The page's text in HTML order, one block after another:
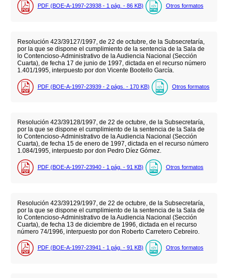
PDF (BOE-A-1997-23938 - 1 pág. - 86 KB) Otros formatos
Resolución 423/39127/1997, de 22 de octubre, de la Subsecretaría,
por la que se dispone el cumplimiento de la sentencia de la Sala de
lo Contencioso-Administrativo de la Audiencia Nacional (Sección
Cuarta), de fecha 17 de junio de 1997, dictada en el recurso número
1.401/1995, interpuesto por don Vicente Bootello García.
PDF (BOE-A-1997-23939 - 2 págs. - 170 KB) Otros formatos
Resolución 423/39128/1997, de 22 de octubre, de la Subsecretaría,
por la que se dispone el cumplimiento de la sentencia de la Sala de
lo Contencioso-Administrativo de la Audiencia Nacional (Sección
Cuarta), de fecha 15 de enero de 1997, dictada en el recurso número
1.084/1995, interpuesto por don Pedro Díez Gómez.
PDF (BOE-A-1997-23940 - 1 pág. - 91 KB) Otros formatos
Resolución 423/39129/1997, de 22 de octubre, de la Subsecretaría,
por la que se dispone el cumplimiento de la sentencia de la Sala de
lo Contencioso-Administrativo de la Audiencia Nacional (Sección
Cuarta), de fecha 13 de diciembre de 1996, dictada en el recurso
número 74/1996, interpuesto por don Roberto Carretero Cebreiro.
PDF (BOE-A-1997-23941 - 1 pág. - 91 KB) Otros formatos